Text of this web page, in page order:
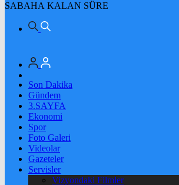
SABAHA KALAN SÜRE
Son Dakika
Gündem
3.SAYFA
Ekonomi
Spor
Foto Galeri
Videolar
Gazeteler
Servisler
Vizyondaki Filmler